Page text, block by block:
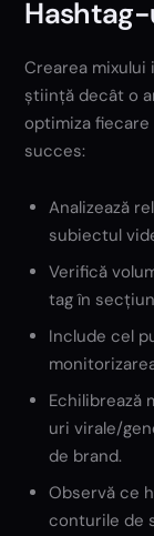
Hashtag-
Crearea
știință decât o
optimiza fiecare
succes:
Analizează
subiectul
Verifică
tag în
Include cel
Echilibrează
uri virale/
de brand.
Observă ce
conturile de